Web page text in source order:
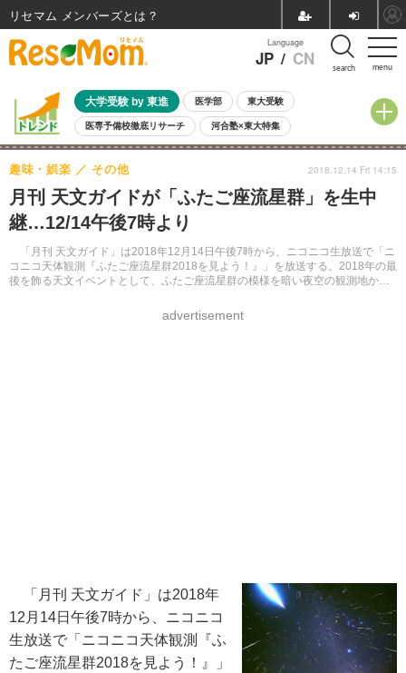
menu
Language
JP / CN search
大学受験 by 東進 医学部 東大受験
医専予備校徹底リサーチ 河合塾×東大特集
親子で考える大学選び 高校受験 中学受験 小学校受験
共通テスト 夏休み
8月開催イベント・WS 全国公立高校 過去問 人気記事
自由研究教材（小学生向け） 自由研究教材（中学生向け）
月刊 天文ガイドが「ふたご座流星群」を生中
継…12/14午後7時より
「月刊 天文ガイド」は2018年12月14日午後7時から、ニコニコ生放送で「ニ
コニコ天体観測『ふたご座流星群2018を見よう！』」を放送する。2018年の最
後を飾る天文イベントとして、ふたご座流星群の模様を暗い夜空の観測地から
趣味・娯楽 その他
advertisement
2018.12.14 Fri 14:15
「月刊 天文ガイド」は2018年
12月14日午後7時から、ニコニコ
生放送で「ニコニコ天体観測『ふ
たご座流星群2018を見よう！』」
リセマム メンバーズ